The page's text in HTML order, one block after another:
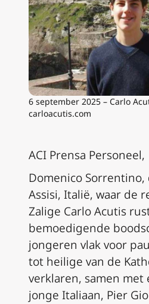
6 september 2025 – Carlo
carloacutis.com
ACI Prensa
Domenico Sorrentino,
Assisi, Italië, waar de
Zalige Carlo Acutis
bemoedigende
jongeren vlak voor
tot heilige van de
verklaren, samen met
jonge Italiaan, Pier